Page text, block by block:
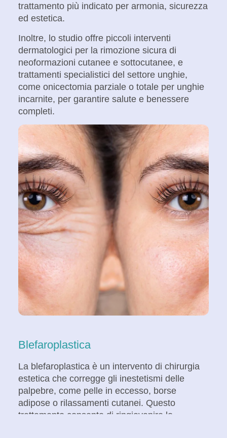
trattamento più indicato per armonia, sicurezza
ed estetica.
Inoltre, lo studio offre piccoli interventi
dermatologici per la rimozione sicura di
neoformazioni cutanee e sottocutanee, e
trattamenti specialistici del settore unghie,
come onicectomia parziale o totale per unghie
incarnite, per garantire salute e benessere
completi.
Blefaroplastica
La blefaroplastica è un intervento di chirurgia
estetica che corregge gli inestetismi delle
palpebre, come pelle in eccesso, borse
adipose o rilassamenti cutanei. Questo
trattamento consente di ringiovanire lo